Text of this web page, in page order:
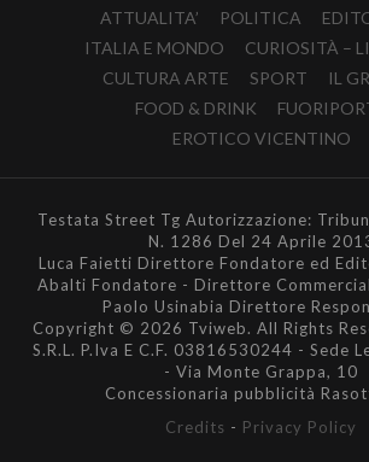
ATTUALITA’
POLITICA
ITALIA E MONDO
CURIOSITÀ –
CULTURA ARTE
SPORT
IL
FOOD & DRINK
EROTICO VICENTINO
Testata Street Tg Autorizzazione:
N. 1286 Del 24 Aprile
Luca Faietti Direttore Fondatore ed
Abalti Fondatore - Direttore
Paolo Usinabia Direttore
Copyright © 2026 Tviweb. All Rights
S.R.L. P.Iva E C.F. 03816530244 - Sede
- Via Monte Grappa, 10
Concessionaria pubblicità
Credits - Privacy Policy